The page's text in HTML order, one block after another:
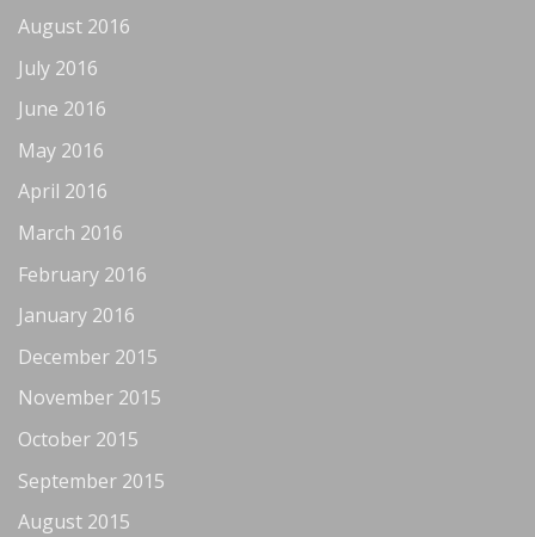
August 2016
July 2016
June 2016
May 2016
April 2016
March 2016
February 2016
January 2016
December 2015
November 2015
October 2015
September 2015
August 2015